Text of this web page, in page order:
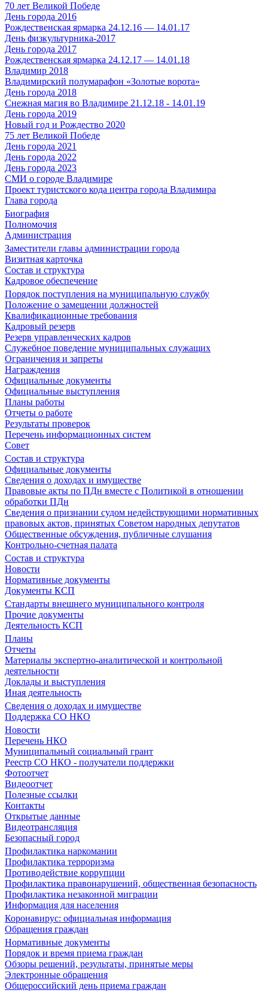
70 лет Великой Победе
День города 2016
Рождественская ярмарка 24.12.16 — 14.01.17
День физкультурника-2017
День города 2017
Рождественская ярмарка 24.12.17 — 14.01.18
Владимир 2018
Владимирский полумарафон «Золотые ворота»
День города 2018
Снежная магия во Владимире 21.12.18 - 14.01.19
День города 2019
Новый год и Рождество 2020
75 лет Великой Победе
День города 2021
День города 2022
День города 2023
СМИ о городе Владимире
Проект туристского кода центра города Владимира
Глава города
Биография
Полномочия
Администрация
Заместители главы администрации города
Визитная карточка
Состав и структура
Кадровое обеспечение
Порядок поступления на муниципальную службу
Положение о замещении должностей
Квалификационные требования
Кадровый резерв
Резерв управленческих кадров
Служебное поведение муниципальных служащих
Ограничения и запреты
Награждения
Официальные документы
Официальные выступления
Планы работы
Отчеты о работе
Результаты проверок
Перечень информационных систем
Совет
Состав и структура
Официальные документы
Сведения о доходах и имуществе
Правовые акты по ПДн вместе с Политикой в отношении
обработки ПДн
Сведения о признании судом недействующими нормативных
правовых актов, принятых Советом народных депутатов
Общественные обсуждения, публичные слушания
Контрольно-счетная палата
Состав и структура
Новости
Нормативные документы
Документы КСП
Стандарты внешнего муниципального контроля
Прочие документы
Деятельность КСП
Планы
Отчеты
Материалы экспертно-аналитической и контрольной
деятельности
Доклады и выступления
Иная деятельность
Сведения о доходах и имуществе
Поддержка СО НКО
Новости
Перечень НКО
Муниципальный социальный грант
Реестр СО НКО - получатели поддержки
Фотоотчет
Видеоотчет
Полезные ссылки
Контакты
Открытые данные
Видеотрансляция
Безопасный город
Профилактика наркомании
Профилактика терроризма
Противодействие коррупции
Профилактика правонарушений, общественная безопасность
Профилактика незаконной миграции
Информация для населения
Коронавирус: официальная информация
Обращения граждан
Нормативные документы
Порядок и время приема граждан
Обзоры решений, результаты, принятые меры
Электронные обращения
Общероссийский день приема граждан